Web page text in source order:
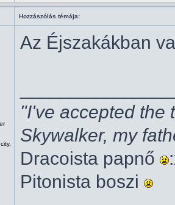
Hozzászólás témája:
Az Éjszakákban
"I've accepted the
Skywalker, my
Dracoista papnő
Pitonista boszi